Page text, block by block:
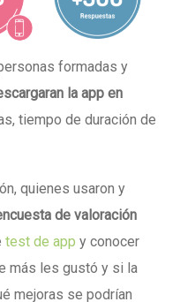
formadas y
la app en
tiempo de duración de
quienes usaron y
de valoración
test de app y conocer
más les gustó y si la
mejoras se podrían